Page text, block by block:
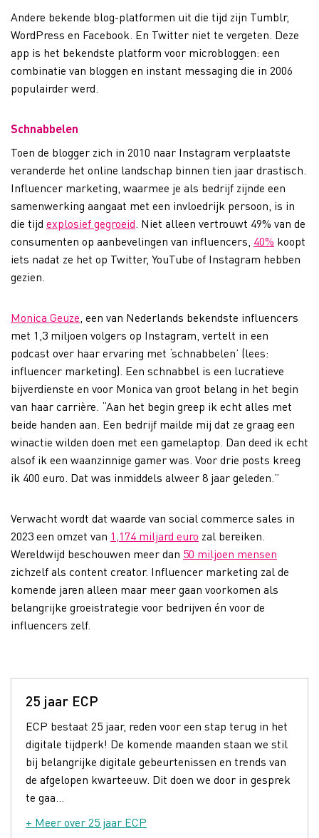
Andere bekende blog-platformen uit die tijd zijn Tumblr,
WordPress en Facebook. En Twitter niet te vergeten. Deze
app is het bekendste platform voor microbloggen: een
combinatie van bloggen en instant messaging die in 2006
populairder werd.
Schnabbelen
Toen de blogger zich in 2010 naar Instagram verplaatste
veranderde het online landschap binnen tien jaar drastisch.
Influencer marketing, waarmee je als bedrijf zijnde een
samenwerking aangaat met een invloedrijk persoon, is in
die tijd explosief gegroeid . Niet alleen vertrouwt 49% van de
consumenten op aanbevelingen van influencers, 40% koopt
iets nadat ze het op Twitter, YouTube of Instagram hebben
gezien.
Monica Geuze , een van Nederlands bekendste influencers
met 1,3 miljoen volgers op Instagram, vertelt in een
podcast over haar ervaring met ‘schnabbelen’ (lees:
influencer marketing). Een schnabbel is een lucratieve
bijverdienste en voor Monica van groot belang in het begin
van haar carrière. “Aan het begin greep ik echt alles met
beide handen aan. Een bedrijf mailde mij dat ze graag een
winactie wilden doen met een gamelaptop. Dan deed ik echt
alsof ik een waanzinnige gamer was. Voor drie posts kreeg
ik 400 euro. Dat was inmiddels alweer 8 jaar geleden.”
Verwacht wordt dat waarde van social commerce sales in
2023 een omzet van 1,174 miljard euro zal bereiken.
Wereldwijd beschouwen meer dan 50 miljoen mensen
zichzelf als content creator. Influencer marketing zal de
komende jaren alleen maar meer gaan voorkomen als
belangrijke groeistrategie voor bedrijven én voor de
influencers zelf.
25 jaar ECP
ECP bestaat 25 jaar, reden voor een stap terug in het
digitale tijdperk! De komende maanden staan we stil
bij belangrijke digitale gebeurtenissen en trends van
de afgelopen kwarteeuw. Dit doen we door in gesprek
te gaa...
+ Meer over 25 jaar ECP